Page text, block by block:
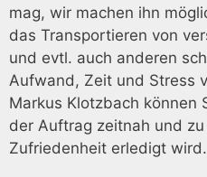
mag, wir machen ihn
das Transportieren von
und evtl. auch anderen
Aufwand, Zeit und Stress
Markus Klotzbach können
der Auftrag zeitnah und
Zufriedenheit erledigt wird.